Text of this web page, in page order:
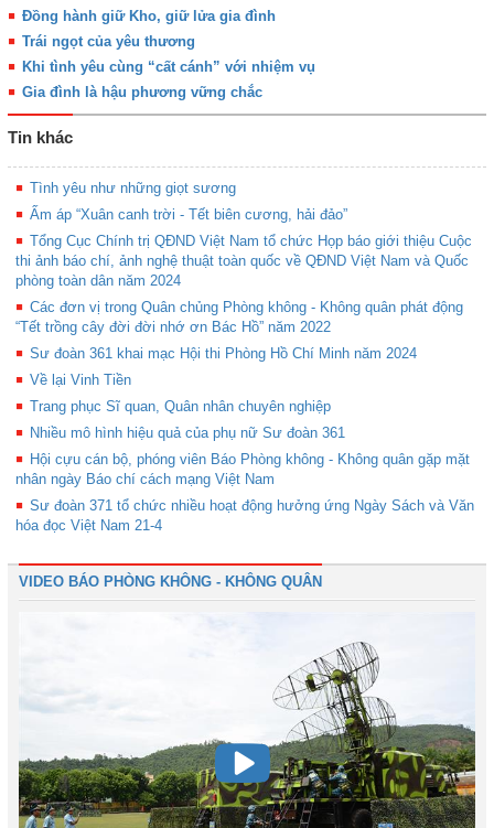
Đồng hành giữ Kho, giữ lửa gia đình
Trái ngọt của yêu thương
Khi tình yêu cùng “cất cánh” với nhiệm vụ
Gia đình là hậu phương vững chắc
Tin khác
Tình yêu như những giọt sương
Ấm áp “Xuân canh trời - Tết biên cương, hải đảo”
Tổng Cục Chính trị QĐND Việt Nam tổ chức Họp báo giới thiệu Cuộc
thi ảnh báo chí, ảnh nghệ thuật toàn quốc về QĐND Việt Nam và Quốc
phòng toàn dân năm 2024
Các đơn vị trong Quân chủng Phòng không - Không quân phát động
“Tết trồng cây đời đời nhớ ơn Bác Hồ” năm 2022
Sư đoàn 361 khai mạc Hội thi Phòng Hồ Chí Minh năm 2024
Về lại Vinh Tiền
Trang phục Sĩ quan, Quân nhân chuyên nghiệp
Nhiều mô hình hiệu quả của phụ nữ Sư đoàn 361
Hội cựu cán bộ, phóng viên Báo Phòng không - Không quân gặp mặt
nhân ngày Báo chí cách mạng Việt Nam
Sư đoàn 371 tổ chức nhiều hoạt động hưởng ứng Ngày Sách và Văn
hóa đọc Việt Nam 21-4
VIDEO BÁO PHÒNG KHÔNG - KHÔNG QUÂN